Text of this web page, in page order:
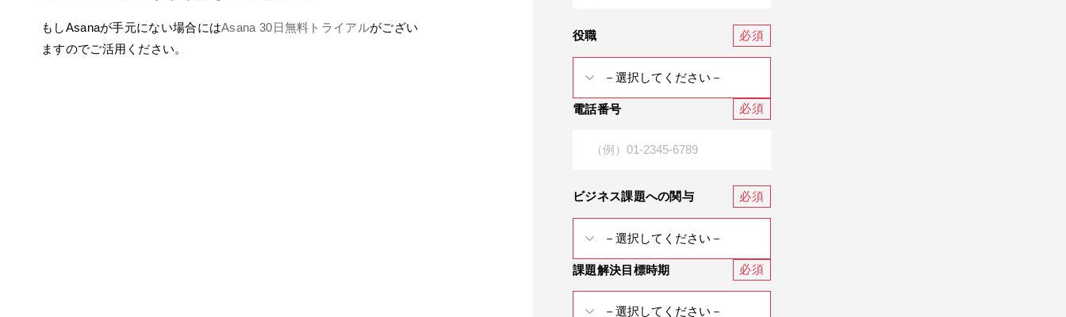
もしAsanaが手元にない場合にはAsana 30日無料トライアルがござい
ますのでご活用ください。
役職
電話番号
ビジネス課題への関与
課題解決目標時期